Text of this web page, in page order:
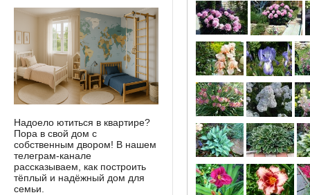
Надоело ютиться в квартире?
Пора в свой дом с
собственным двором! В нашем
телеграм-канале
рассказываем, как построить
тёплый и надёжный дом для
семьи.